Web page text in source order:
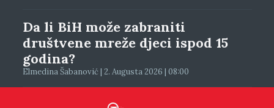
Da li BiH može zabraniti
društvene mreže djeci ispod 15
godina?
Elmedina Šabanović | 2. Augusta 2026 | 08:00